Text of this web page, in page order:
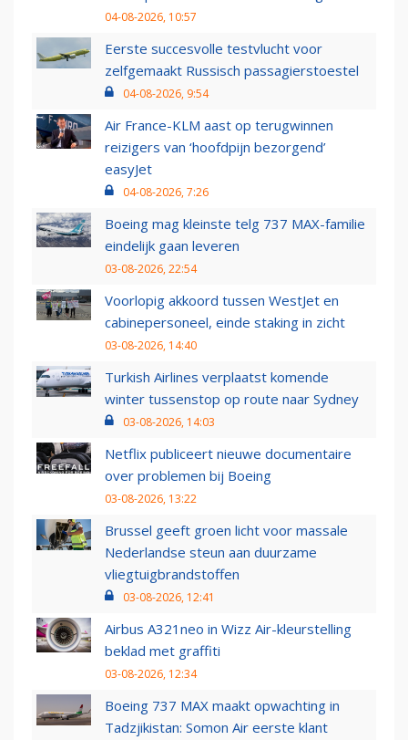
04-08-2026, 10:57
Eerste succesvolle testvlucht voor
zelfgemaakt Russisch passagierstoestel
04-08-2026, 9:54
Air France-KLM aast op terugwinnen
reizigers van ‘hoofdpijn bezorgend’
easyJet
04-08-2026, 7:26
Boeing mag kleinste telg 737 MAX-familie
eindelijk gaan leveren
03-08-2026, 22:54
Voorlopig akkoord tussen WestJet en
cabinepersoneel, einde staking in zicht
03-08-2026, 14:40
Turkish Airlines verplaatst komende
winter tussenstop op route naar Sydney
03-08-2026, 14:03
Netflix publiceert nieuwe documentaire
over problemen bij Boeing
03-08-2026, 13:22
Brussel geeft groen licht voor massale
Nederlandse steun aan duurzame
vliegtuigbrandstoffen
03-08-2026, 12:41
Airbus A321neo in Wizz Air-kleurstelling
beklad met graffiti
03-08-2026, 12:34
Boeing 737 MAX maakt opwachting in
Tadzjikistan: Somon Air eerste klant